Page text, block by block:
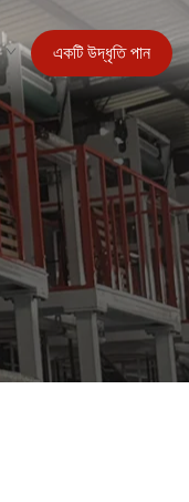
একটি উদ্ধৃতি পান